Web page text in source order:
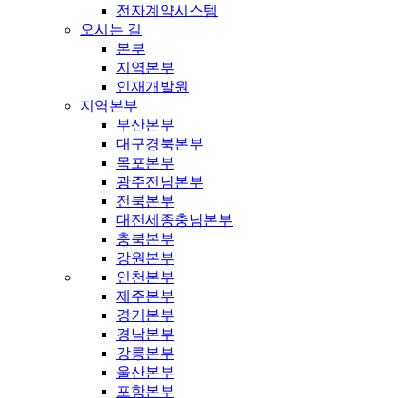
전자계약시스템
오시는 길
본부
지역본부
인재개발원
지역본부
부산본부
대구경북본부
목포본부
광주전남본부
전북본부
대전세종충남본부
충북본부
강원본부
인천본부
제주본부
경기본부
경남본부
강릉본부
울산본부
포항본부